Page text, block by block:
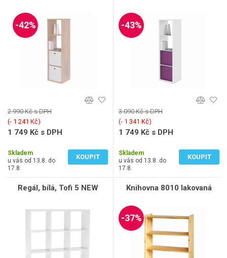
-42%
2 990 Kč s DPH
(‐ 1 241 Kč)
1 749 Kč s DPH
Skladem
u vás od 13.8. do
17.8.
KOUPIT
-43%
3 090 Kč s DPH
(‐ 1 341 Kč)
1 749 Kč s DPH
Skladem
u vás od 13.8. do
17.8.
KOUPIT
Regál, bílá, Tofi 5 NEW Knihovna 8010 lakovaná
-37%